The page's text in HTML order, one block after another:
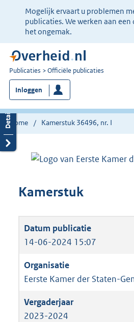
Ter
informatie:
Mogelijk ervaart u problemen
publicaties. We werken aan een
het ongemak.
U
bent
nu
hier:
Publicaties Officiële publicaties
Inloggen
Home Kamerstuk 36496, nr. I
Kamerstuk
14-06-2024 15:07
Eerste Kamer der Staten-
2023-2024